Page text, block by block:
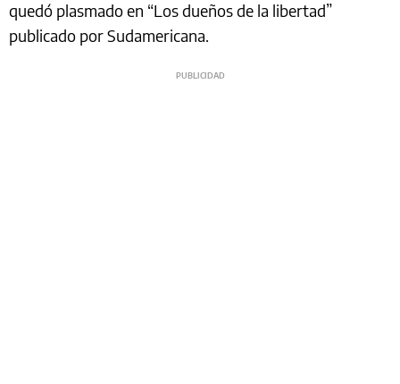
quedó plasmado en “Los dueños de la libertad”
publicado por Sudamericana.